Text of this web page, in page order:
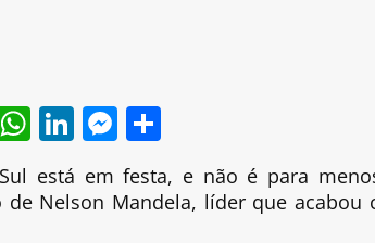
WhatsApp
LinkedIn
Messenger
está em festa, e não é para
de Nelson Mandela, líder que